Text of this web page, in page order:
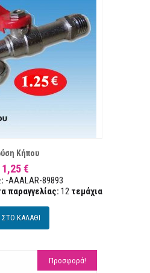
Κήπου
1,25 €
-AAALAR-89893
παραγγελίας: 12 τεμάχια
ΣΤΟ ΚΑΛΑΘΙ
Προσφορά!